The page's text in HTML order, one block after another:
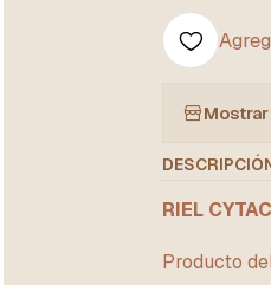
RIEL
Producto